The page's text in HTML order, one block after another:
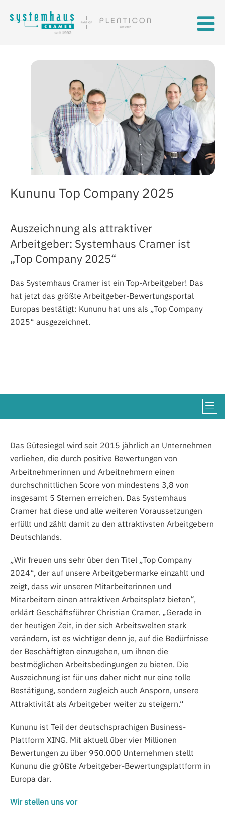
Skip to main content
Kununu Top Company 2025
Auszeichnung als attraktiver
Arbeitgeber: Systemhaus Cramer ist
„Top Company 2025“
Das Systemhaus Cramer ist ein Top-Arbeitgeber! Das
hat jetzt das größte Arbeitgeber-Bewertungsportal
Europas bestätigt: Kununu hat uns als „Top Company
2025“ ausgezeichnet.
Das Gütesiegel wird seit 2015 jährlich an Unternehmen
verliehen, die durch positive Bewertungen von
Arbeitnehmerinnen und Arbeitnehmern einen
durchschnittlichen Score von mindestens 3,8 von
insgesamt 5 Sternen erreichen. Das Systemhaus
Cramer hat diese und alle weiteren Voraussetzungen
erfüllt und zählt damit zu den attraktivsten Arbeitgebern
Deutschlands.
„Wir freuen uns sehr über den Titel „Top Company
2024“, der auf unsere Arbeitgebermarke einzahlt und
zeigt, dass wir unseren Mitarbeiterinnen und
Mitarbeitern einen attraktiven Arbeitsplatz bieten“,
erklärt Geschäftsführer Christian Cramer. „Gerade in
der heutigen Zeit, in der sich Arbeitswelten stark
verändern, ist es wichtiger denn je, auf die Bedürfnisse
der Beschäftigten einzugehen, um ihnen die
bestmöglichen Arbeitsbedingungen zu bieten. Die
Auszeichnung ist für uns daher nicht nur eine tolle
Bestätigung, sondern zugleich auch Ansporn, unsere
Attraktivität als Arbeitgeber weiter zu steigern.“
Kununu ist Teil der deutschsprachigen Business-
Plattform XING. Mit aktuell über vier Millionen
Bewertungen zu über 950.000 Unternehmen stellt
Kununu die größte Arbeitgeber-Bewertungsplattform in
Europa dar.
Wir stellen uns vor